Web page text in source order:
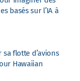
basés sur l’IA à
flotte d’avions
Hawaiian